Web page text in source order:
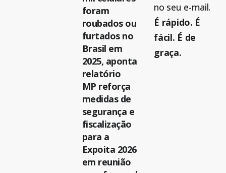
foram
roubados ou
furtados no
Brasil em
2025, aponta
relatório
MP reforça
medidas de
segurança e
fiscalização
para a
Expoita 2026
em reunião
no seu e-mail.
É rápido. É
fácil. É de
graça.